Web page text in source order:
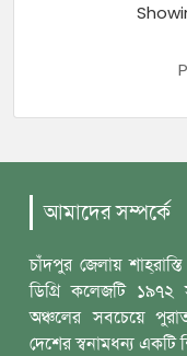
আমাদের সম্পর্কে
চাঁদপুর জেলায়
ডিগ্রি কলেজটি ১৯৭২
অঞ্চলের সবচেয়ে
দেশের স্বনামধন্য একটি